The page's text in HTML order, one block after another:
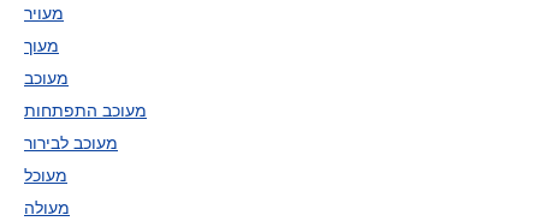
מעויר
מעוך
מעוכב
מעוכב התפתחות
מעוכב לבירור
מעוכל
מעולה